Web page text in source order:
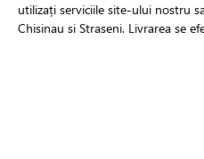
utilizați serviciile site-ului nostru
Chisinau si Straseni. Livrarea se